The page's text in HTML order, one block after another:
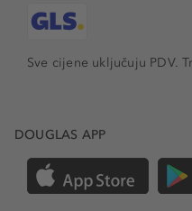
Sve cijene uključuju PDV.
DOUGLAS APP